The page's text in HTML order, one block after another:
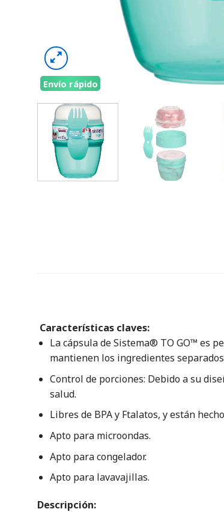
Envío rápido
Características claves:
La cápsula de Sistema® TO GO™ es
mantienen los ingredientes
Control de porciones: Debido a su
salud.
Libres de BPA y Ftalatos, y están
Apto para microondas.
Apto para congelador.
Apto para lavavajillas.
Descripción: